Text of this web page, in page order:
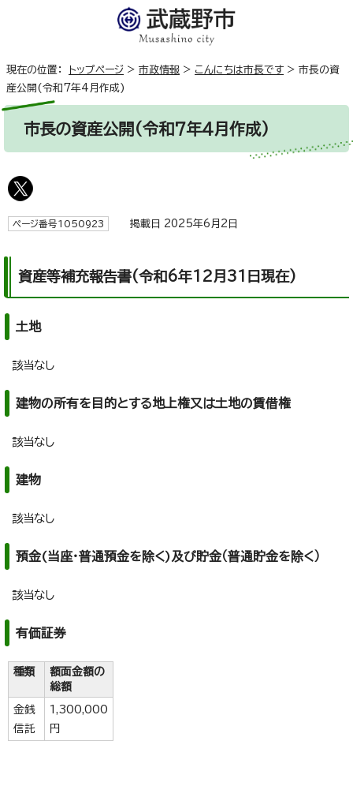
現在の位置： トップページ > 市政情報 > こんにちは市長です > 市長の資
産公開(令和7年4月作成)
市長の資産公開(令和7年4月作成)
ページ番号1050923 掲載日 2025年6月2日
資産等補充報告書(令和6年12月31日現在)
土地
該当なし
建物の所有を目的とする地上権又は土地の賃借権
該当なし
建物
該当なし
預金(当座・普通預金を除く)及び貯金（普通貯金を除く）
該当なし
有価証券
種類
額面金額の
総額
金銭
信託
1,300,000
円